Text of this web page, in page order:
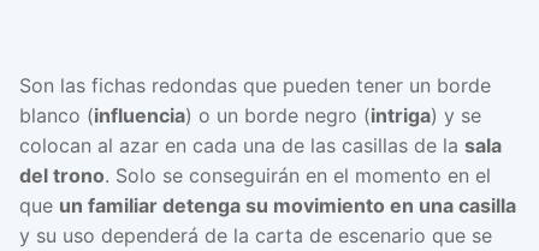
Son las fichas redondas que pueden tener un borde
blanco (influencia) o un borde negro (intriga) y se
colocan al azar en cada una de las casillas de la sala
del trono. Solo se conseguirán en el momento en el
que un familiar detenga su movimiento en una casilla
y su uso dependerá de la carta de escenario que se